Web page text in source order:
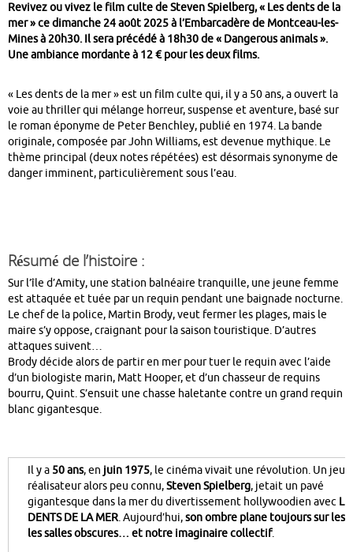
Revivez ou vivez le film culte de Steven Spielberg, « Les dents de la
mer » ce dimanche 24 août 2025 à l’Embarcadère de Montceau-les-
Mines à 20h30. Il sera précédé à 18h30 de « Dangerous animals ».
Une ambiance mordante à 12 € pour les deux films.
« Les dents de la mer » est un film culte qui, il y a 50 ans, a ouvert la
voie au thriller qui mélange horreur, suspense et aventure, basé sur
le roman éponyme de Peter Benchley, publié en 1974. La bande
originale, composée par John Williams, est devenue mythique. Le
thème principal (deux notes répétées) est désormais synonyme de
danger imminent, particulièrement sous l’eau.
Résumé de l’histoire :
Sur l’île d’Amity, une station balnéaire tranquille, une jeune femme
est attaquée et tuée par un requin pendant une baignade nocturne.
Le chef de la police, Martin Brody, veut fermer les plages, mais le
maire s’y oppose, craignant pour la saison touristique. D’autres
attaques suivent…
Brody décide alors de partir en mer pour tuer le requin avec l’aide
d’un biologiste marin, Matt Hooper, et d’un chasseur de requins
bourru, Quint. S’ensuit une chasse haletante contre un grand requin
blanc gigantesque.
Il y a 50 ans, en juin 1975, le cinéma vivait une révolution. Un
réalisateur alors peu connu,Steven Spielberg, jetait un pavé
gigantesque dans la mer du divertissement hollywoodien avec
DENTS DE LA MER. Aujourd’hui,son ombre plane toujours sur les
les salles obscures… et notre imaginaire collectif.